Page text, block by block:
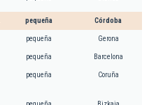
pequeña Córdoba
pequeña Gerona
pequeña Barcelona
pequeña Coruña